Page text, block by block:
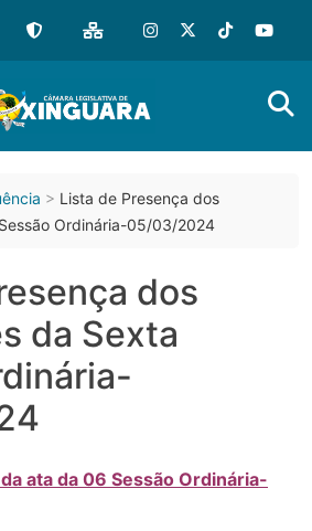
Lista de Presença dos
Ordinária-05/03/2024
dos
da Sexta
ata da 06 Sessão Ordinária-